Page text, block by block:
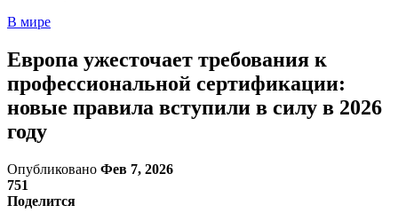
В мире
Европа ужесточает требования к
профессиональной сертификации:
новые правила вступили в силу в 2026
году
Опубликовано Фев 7, 2026
751
Поделится